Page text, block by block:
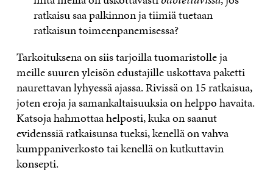
ratkaisu saa palkinnon ja tiimiä tuetaan
ratkaisun toimeenpanemisessa?
Tarkoituksena on siis tarjoilla tuomaristolle ja
meille suuren yleisön edustajille uskottava paketti
naurettavan lyhyessä ajassa. Rivissä on 15 ratkaisua,
joten eroja ja samankaltaisuuksia on helppo havaita.
Katsoja hahmottaa helposti, kuka on saanut
evidenssiä ratkaisunsa tueksi, kenellä on vahva
kumppaniverkosto tai kenellä on kutkuttavin
konsepti.